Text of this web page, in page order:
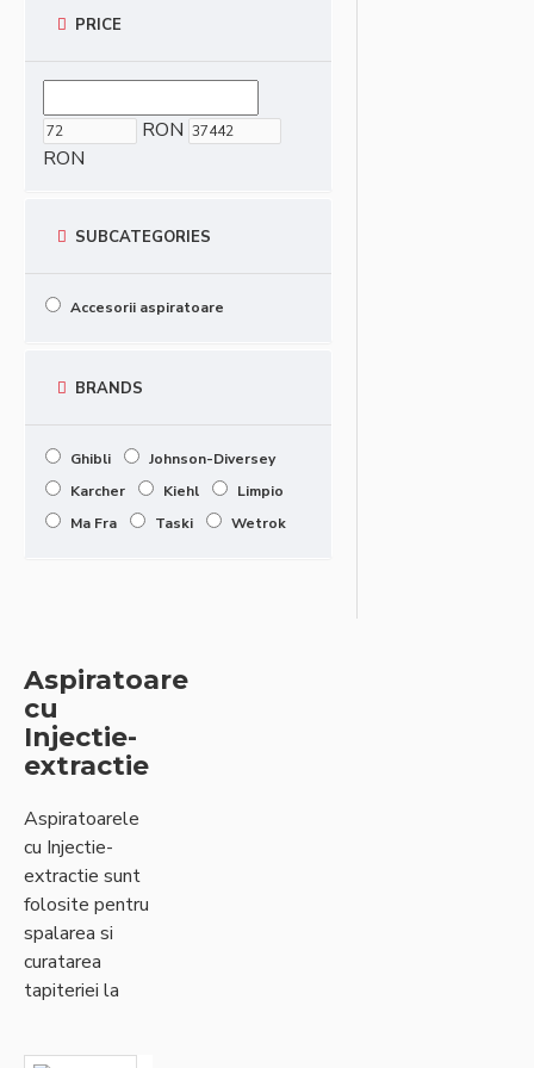
PRICE
RON
RON
SUBCATEGORIES
Accesorii aspiratoare
BRANDS
Ghibli
Johnson-Diversey
Karcher
Kiehl
Limpio
Ma Fra
Taski Wetrok
Aspiratoare
cu
Injectie-
extractie
Aspiratoarele
cu Injectie-
extractie sunt
folosite pentru
spalarea si
curatarea
tapiteriei la